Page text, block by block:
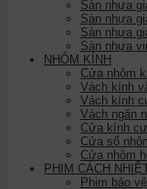
Sàn nhựa
Sàn nhựa
Sàn nhựa
Sàn nhựa
NHÔM KÍNH
Cửa nhôm
Vách kính
Vách kính
Vách ngăn
Cửa kính
Cửa sổ
Cửa nhôm
PHIM CÁCH
Phim bảo